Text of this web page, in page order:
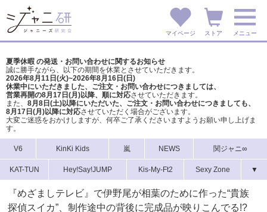
マイページ ストア メニュー
夏季休暇 の発送・お問い合わせに関するお知らせ
誠に勝手ながら、以下の期間を休業とさせていただきます。
2026年8月11日(火)~2026年8月16日(日)
休業中にいただきました、ご注文・お問い合わせにつきましては、
営業再開の8月17日(月)以降、順に対応させていただきます。
また、 8月8日(土)以降にいただいた、ご注文・ お問い合わせにつきましても、
8月17日(月)以降に対応させていただく場合がございます。
大変ご迷惑をおかけしますが、 何卒ご了承くださいますようお願い申し上げま
す。
V6 KinKi Kids 嵐 NEWS 関ジャニ∞
KAT-TUN Hey!Say!JUMP Kis-My-Ft2 Sexy Zone ▼
『めざましテレビ』で伊野尾が相葉のために作った“貴族
探偵スイカ”、制作途中の背後に完成品が映りこんでる!?